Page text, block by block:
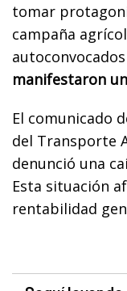
tomar
campaña
manifestaron
El comunicado
del Transporte
denunció una
Esta situación
rentabilidad